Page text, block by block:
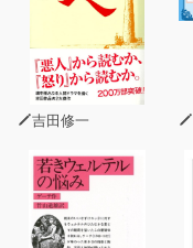
吉田修一